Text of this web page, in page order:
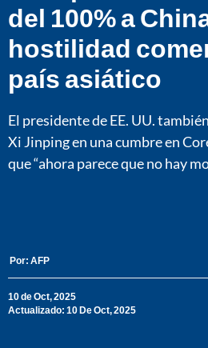
del 100% a
hostilidad
país asiático
El presidente de EE. UU.
Xi Jinping en una cumbre en
que “ahora parece que no hay
Por: AFP
10 de Oct, 2025
Actualizado: 10 De Oct, 2025